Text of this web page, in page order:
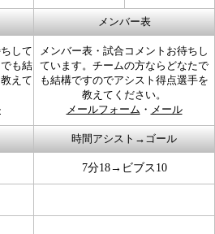
メンバー表
して
も結
えて
メンバー表・試合コメントお待ちし
ています。チームの方ならどなたで
も結構ですのでアシスト得点選手を
教えてください。
メールフォーム ・ メール
時間アシスト→ゴール
7分18→ビブス10